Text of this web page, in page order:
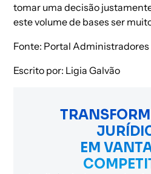
tomar uma decisão
este volume de bases ser
Fonte: Portal Administradores
Escrito por: Ligia Galvão
EM